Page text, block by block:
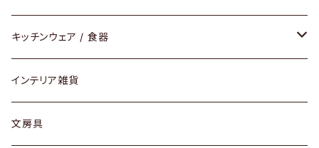
ダイニングセット / ダイニングテーブル
ローテーブル / サイドテーブル
デスク / コンソール
テーブルランプ / デスクスタンド
フロアライト
アクセサリー
リング
ピアス / イヤリング
財布
バッグ
キッチンウェア / 食器
グラス / タンブラー
カップ / マグ
インテリア雑貨
文房具